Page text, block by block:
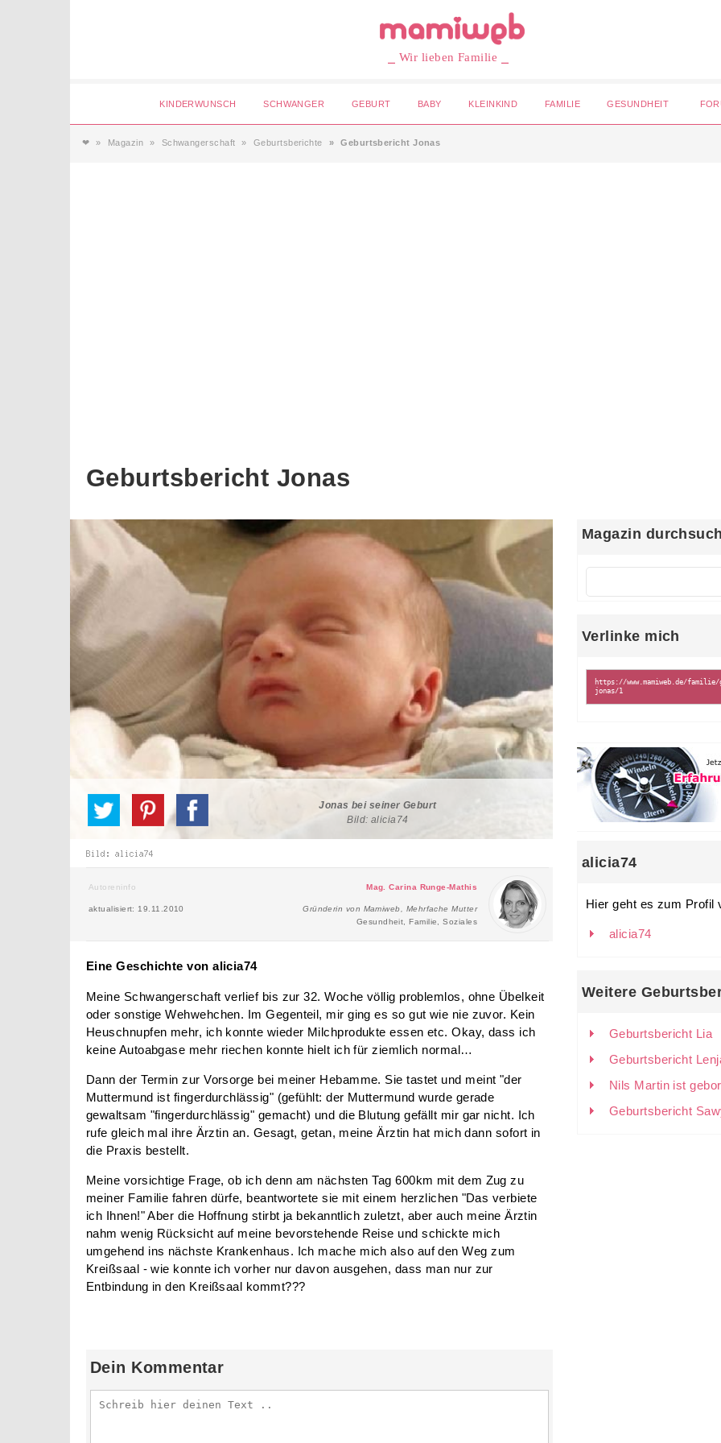
⎯ Wir lieben Familie ⎯
KINDERWUNSCH SCHWANGER GEBURT BABY KLEINKIND FAMILIE GESUNDHEIT
❤ Magazin Schwangerschaft Geburtsberichte Geburtsbericht Jonas
Geburtsbericht Jonas
Jonas bei seiner Geburt
Bild: alicia74
Autoreninfo Mag. Carina Runge-Mathis
aktualisiert: 19.11.2010
Gründerin von Mamiweb, Mehrfache Mutter
Gesundheit, Familie, Soziales
Eine Geschichte von alicia74
Meine Schwangerschaft verlief bis zur 32. Woche völlig problemlos, ohne Übelkeit
oder sonstige Wehwehchen. Im Gegenteil, mir ging es so gut wie nie zuvor. Kein
Heuschnupfen mehr, ich konnte wieder Milchprodukte essen etc. Okay, dass ich
keine Autoabgase mehr riechen konnte hielt ich für ziemlich normal…
Dann der Termin zur Vorsorge bei meiner Hebamme. Sie tastet und meint "der
Muttermund ist fingerdurchlässig" (gefühlt: der Muttermund wurde gerade
gewaltsam "fingerdurchlässig" gemacht) und die Blutung gefällt mir gar nicht. Ich
rufe gleich mal ihre Ärztin an. Gesagt, getan, meine Ärztin hat mich dann sofort in
die Praxis bestellt.
Meine vorsichtige Frage, ob ich denn am nächsten Tag 600km mit dem Zug zu
meiner Familie fahren dürfe, beantwortete sie mit einem herzlichen "Das verbiete
ich Ihnen!" Aber die Hoffnung stirbt ja bekanntlich zuletzt, aber auch meine Ärztin
nahm wenig Rücksicht auf meine bevorstehende Reise und schickte mich
umgehend ins nächste Krankenhaus. Ich mache mich also auf den Weg zum
Kreißsaal - wie konnte ich vorher nur davon ausgehen, dass man nur zur
Entbindung in den Kreißsaal kommt???
Dein Kommentar
Magazin
Verlinke mich
alicia74
Hier geht es zum Profil
alicia74
Weitere
Geburtsbericht Lia
Geburtsbericht
Nils Martin ist
Geburtsbericht